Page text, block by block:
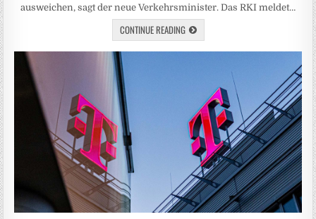
ausweichen, sagt der neue Verkehrsminister. Das RKI meldet…
CONTINUE READING